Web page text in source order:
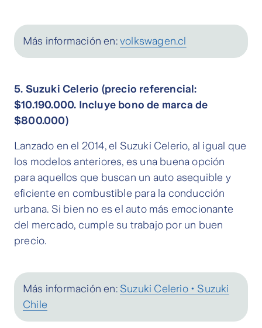
Más información en: volkswagen.cl
5. Suzuki Celerio (precio referencial:
$10.190.000. Incluye bono de marca de
$800.000)
Lanzado en el 2014, el Suzuki Celerio, al igual que
los modelos anteriores, es una buena opción
para aquellos que buscan un auto asequible y
eficiente en combustible para la conducción
urbana. Si bien no es el auto más emocionante
del mercado, cumple su trabajo por un buen
precio.
Más información en: Suzuki Celerio • Suzuki
Chile